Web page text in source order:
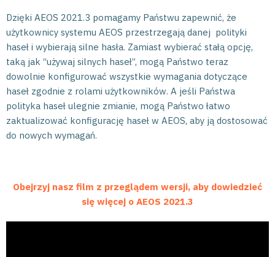
Dzięki AEOS 2021.3 pomagamy Państwu zapewnić, że
użytkownicy systemu AEOS przestrzegają danej polityki
haseł i wybierają silne hasła. Zamiast wybierać stałą opcję,
taką jak “używaj silnych haseł”, mogą Państwo teraz
dowolnie konfigurować wszystkie wymagania dotyczące
haseł zgodnie z rolami użytkowników. A jeśli Państwa
polityka haseł ulegnie zmianie, mogą Państwo łatwo
zaktualizować konfigurację haseł w AEOS, aby ją dostosować
do nowych wymagań.
Obejrzyj nasz film z przeglądem wersji, aby dowiedzieć
się więcej o AEOS 2021.3